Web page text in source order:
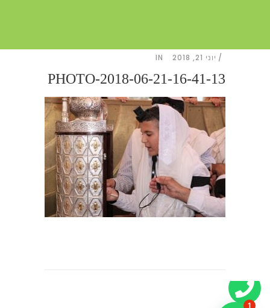
יוני 21, 2018 IN
PHOTO-2018-06-21-16-41-13
1